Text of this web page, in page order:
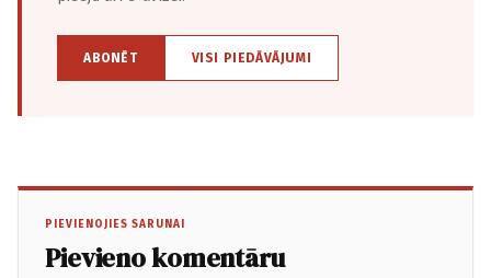
ABONĒT VISI PIEDĀVĀJUMI
PIEVIENOJIES SARUNAI
Pievieno komentāru